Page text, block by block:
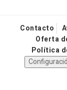
Contacto
Oferta
Política